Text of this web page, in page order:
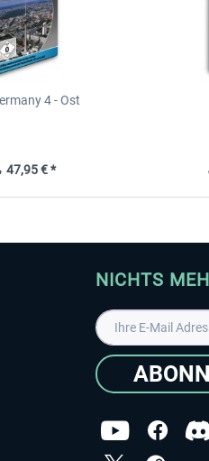
4 - Ost
47,95 € *
NICHTS